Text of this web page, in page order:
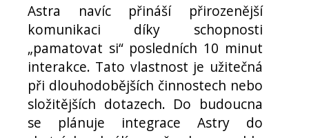
Astra navíc přináší přirozenější
komunikaci díky schopnosti
„pamatovat si“ posledních 10 minut
interakce. Tato vlastnost je užitečná
při dlouhodobějších činnostech nebo
složitějších dotazech. Do budoucna
se plánuje integrace Astry do